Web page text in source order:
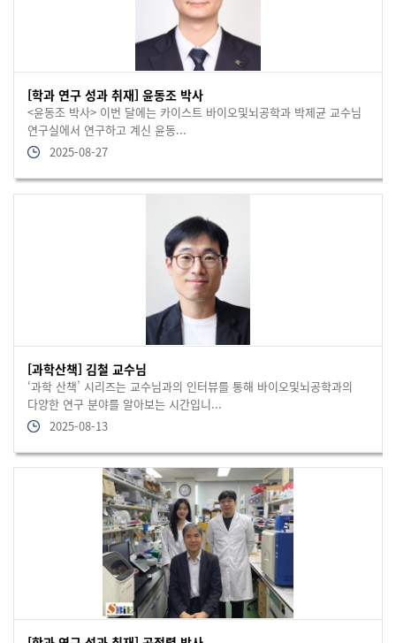
[학과 연구 성과 취재] 윤동조 박사
<윤동조 박사> 이번 달에는 카이스트 바이오및뇌공학과 박제균 교수님
연구실에서 연구하고 계신 윤동...
2025-08-27
[과학산책] 김철 교수님
‘과학 산책’ 시리즈는 교수님과의 인터뷰를 통해 바이오및뇌공학과의
다양한 연구 분야를 알아보는 시간입니...
2025-08-13